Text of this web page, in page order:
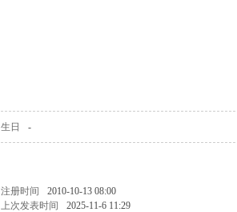
生日 -
注册时间 2010-10-13 08:00
上次发表时间 2025-11-6 11:29